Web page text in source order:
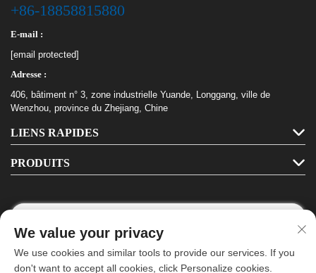
+86-18858815880
E-mail :
[email protected]
Adresse :
406, bâtiment n° 3, zone industrielle Yuande, Longgang, ville de
Wenzhou, province du Zhejiang, Chine
LIENS RAPIDES
PRODUITS
Suivez-nous
We value your privacy
We use cookies and similar tools to provide our services. If you
don't want to accept all cookies, click Personalize cookies.